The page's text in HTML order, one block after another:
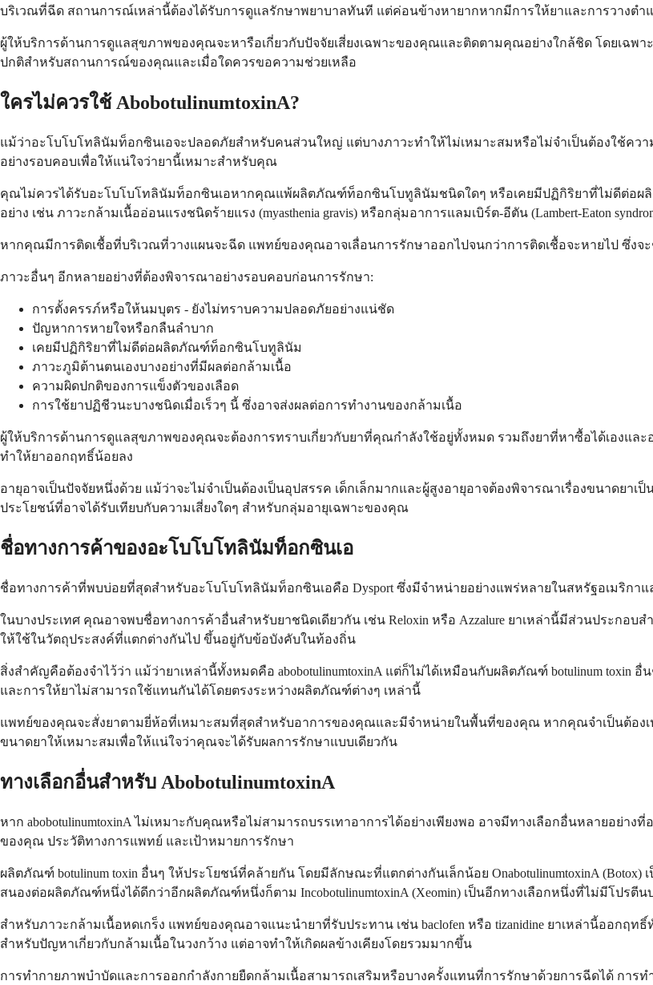
บริเวณที่ฉีด สถานการณ์เหล่านี้ต้องได้รับการดูแลรักษาพยาบาลทันที แต่ค่อนข้างหายากหากมีการให้ยาและการวางตำ
ผู้ให้บริการด้านการดูแลสุขภาพของคุณจะหารือเกี่ยวกับปัจจัยเสี่ยงเฉพาะของคุณและติดตามคุณอย่างใกล้ชิด โดยเฉพา
ปกติสำหรับสถานการณ์ของคุณและเมื่อใดควรขอความช่วยเหลือ
ใครไม่ควรใช้ AbobotulinumtoxinA?
แม้ว่าอะโบโบโทลินัมท็อกซินเอจะปลอดภัยสำหรับคนส่วนใหญ่ แต่บางภาวะทำให้ไม่เหมาะสมหรือไม่จำเป็นต้องใช้ค
อย่างรอบคอบเพื่อให้แน่ใจว่ายานี้เหมาะสำหรับคุณ
คุณไม่ควรได้รับอะโบโบโทลินัมท็อกซินเอหากคุณแพ้ผลิตภัณฑ์ท็อกซินโบทูลินัมชนิดใดๆ หรือเคยมีปฏิกิริยาที่ไม่ดีต่อผ
อย่าง เช่น ภาวะกล้ามเนื้ออ่อนแรงชนิดร้ายแรง (myasthenia gravis) หรือกลุ่มอาการแลมเบิร์ต-อีตัน (Lambert-Eaton
หากคุณมีการติดเชื้อที่บริเวณที่วางแผนจะฉีด แพทย์ของคุณอาจเลื่อนการรักษาออกไปจนกว่าการติดเชื้อจะหายไป ซึ่งจ
ภาวะอื่นๆ อีกหลายอย่างที่ต้องพิจารณาอย่างรอบคอบก่อนการรักษา:
การตั้งครรภ์หรือให้นมบุตร - ยังไม่ทราบความปลอดภัยอย่างแน่ชัด
ปัญหาการหายใจหรือกลืนลำบาก
เคยมีปฏิกิริยาที่ไม่ดีต่อผลิตภัณฑ์ท็อกซินโบทูลินัม
ภาวะภูมิต้านตนเองบางอย่างที่มีผลต่อกล้ามเนื้อ
ความผิดปกติของการแข็งตัวของเลือด
การใช้ยาปฏิชีวนะบางชนิดเมื่อเร็วๆ นี้ ซึ่งอาจส่งผลต่อการทำงานของกล้ามเนื้อ
ผู้ให้บริการด้านการดูแลสุขภาพของคุณจะต้องการทราบเกี่ยวกับยาที่คุณกำลังใช้อยู่ทั้งหมด รวมถึงยาที่หาซื้อได้เองและ
ทำให้ยาออกฤทธิ์น้อยลง
อายุอาจเป็นปัจจัยหนึ่งด้วย แม้ว่าจะไม่จำเป็นต้องเป็นอุปสรรค เด็กเล็กมากและผู้สูงอายุอาจต้องพิจารณาเรื่องขนาดย
ประโยชน์ที่อาจได้รับเทียบกับความเสี่ยงใดๆ สำหรับกลุ่มอายุเฉพาะของคุณ
ชื่อทางการค้าของอะโบโบโทลินัมท็อกซินเอ
ชื่อทางการค้าที่พบบ่อยที่สุดสำหรับอะโบโบโทลินัมท็อกซินเอคือ Dysport ซึ่งมีจำหน่ายอย่างแพร่หลายในสหรัฐอเมริก
ในบางประเทศ คุณอาจพบชื่อทางการค้าอื่นสำหรับยาชนิดเดียวกัน เช่น Reloxin หรือ Azzalure ยาเหล่านี้มีส่วนประกอ
ให้ใช้ในวัตถุประสงค์ที่แตกต่างกันไป ขึ้นอยู่กับข้อบังคับในท้องถิ่น
สิ่งสำคัญคือต้องจำไว้ว่า แม้ว่ายาเหล่านี้ทั้งหมดคือ abobotulinumtoxinA แต่ก็ไม่ได้เหมือนกับผลิตภัณฑ์ botulinum toxin อื่นๆ
และการให้ยาไม่สามารถใช้แทนกันได้โดยตรงระหว่างผลิตภัณฑ์ต่างๆ เหล่านี้
แพทย์ของคุณจะสั่งยาตามยี่ห้อที่เหมาะสมที่สุดสำหรับอาการของคุณและมีจำหน่ายในพื้นที่ของคุณ หากคุณจำเป็นต้อง
ขนาดยาให้เหมาะสมเพื่อให้แน่ใจว่าคุณจะได้รับผลการรักษาแบบเดียวกัน
ทางเลือกอื่นสำหรับ AbobotulinumtoxinA
หาก abobotulinumtoxinA ไม่เหมาะกับคุณหรือไม่สามารถบรรเทาอาการได้อย่างเพียงพอ อาจมีทางเลือกอื่นหลายอย่
ของคุณ ประวัติทางการแพทย์ และเป้าหมายการรักษา
ผลิตภัณฑ์ botulinum toxin อื่นๆ ให้ประโยชน์ที่คล้ายกัน โดยมีลักษณะที่แตกต่างกันเล็กน้อย OnabotulinumtoxinA
สนองต่อผลิตภัณฑ์หนึ่งได้ดีกว่าอีกผลิตภัณฑ์หนึ่งก็ตาม IncobotulinumtoxinA (Xeomin) เป็นอีกทางเลือกหนึ่งที่ไม่มีโปรตี
สำหรับภาวะกล้ามเนื้อหดเกร็ง แพทย์ของคุณอาจแนะนำยาที่รับประทาน เช่น baclofen หรือ tizanidine ยาเหล่านี้ออกฤ
สำหรับปัญหาเกี่ยวกับกล้ามเนื้อในวงกว้าง แต่อาจทำให้เกิดผลข้างเคียงโดยรวมมากขึ้น
การทำกายภาพบำบัดและการออกกำลังกายยืดกล้ามเนื้อสามารถเสริมหรือบางครั้งแทนที่การรักษาด้วยการฉีดได้ กา